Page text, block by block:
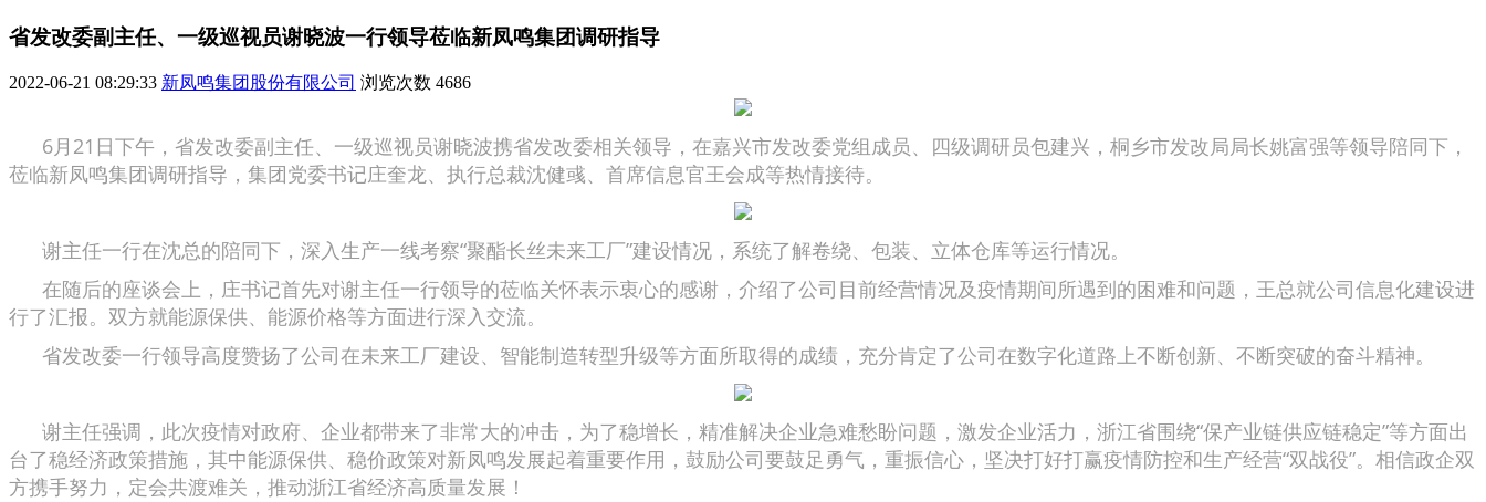
省发改委副主任、一级巡视员谢晓波一行领导莅临新凤鸣集团调研指导
2022-06-21 08:29:33 新凤鸣集团股份有限公司 浏览次数 4686
6月21日下午，省发改委副主任、一级巡视员谢晓波携省发改委相关领导，在嘉兴市发改委党组成员、四级调研员包建兴，桐乡市发改局局长姚富强等领导陪同下，
莅临新凤鸣集团调研指导，集团党委书记庄奎龙、执行总裁沈健彧、首席信息官王会成等热情接待。
谢主任一行在沈总的陪同下，深入生产一线考察“聚酯长丝未来工厂”建设情况，系统了解卷绕、包装、立体仓库等运行情况。
在随后的座谈会上，庄书记首先对谢主任一行领导的莅临关怀表示衷心的感谢，介绍了公司目前经营情况及疫情期间所遇到的困难和问题，王总就公司信息化建设进
行了汇报。双方就能源保供、能源价格等方面进行深入交流。
省发改委一行领导高度赞扬了公司在未来工厂建设、智能制造转型升级等方面所取得的成绩，充分肯定了公司在数字化道路上不断创新、不断突破的奋斗精神。
谢主任强调，此次疫情对政府、企业都带来了非常大的冲击，为了稳增长，精准解决企业急难愁盼问题，激发企业活力，浙江省围绕“保产业链供应链稳定”等方面出
台了稳经济政策措施，其中能源保供、稳价政策对新凤鸣发展起着重要作用，鼓励公司要鼓足勇气，重振信心，坚决打好打赢疫情防控和生产经营“双战役”。相信政企双
方携手努力，定会共渡难关，推动浙江省经济高质量发展！